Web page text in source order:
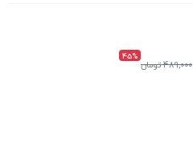
45%
489,000 تومان